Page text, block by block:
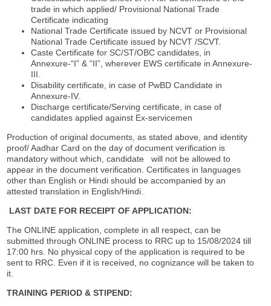
trade in which applied/ Provisional National Trade
Certificate indicating
National Trade Certificate issued by NCVT or Provisional
National Trade Certificate issued by NCVT /SCVT.
Caste Certificate for SC/ST/OBC candidates, in
Annexure-“I” & “II”, wherever EWS certificate in Annexure-
III.
Disability certificate, in case of PwBD Candidate in
Annexure-IV.
Discharge certificate/Serving certificate, in case of
candidates applied against Ex-servicemen
Production of original documents, as stated above, and identity
proof/ Aadhar Card on the day of document verification is
mandatory without which, candidate will not be allowed to
appear in the document verification. Certificates in languages
other than English or Hindi should be accompanied by an
attested translation in English/Hindi.
LAST DATE FOR RECEIPT OF APPLICATION:
The ONLINE application, complete in all respect, can be
submitted through ONLINE process to RRC up to 15/08/2024 till
17:00 hrs. No physical copy of the application is required to be
sent to RRC. Even if it is received, no cognizance will be taken to
it.
TRAINING PERIOD & STIPEND: